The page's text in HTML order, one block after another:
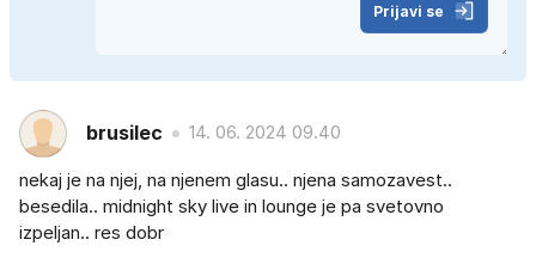
Prijavi se
brusilec 14. 06. 2024 09.40
nekaj je na njej, na njenem glasu.. njena samozavest..
besedila.. midnight sky live in lounge je pa svetovno
izpeljan.. res dobr